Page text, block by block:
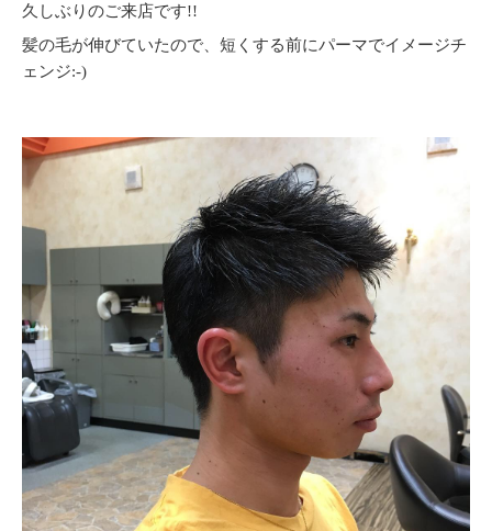
久しぶりのご来店です!!
髪の毛が伸びていたので、短くする前にパーマでイメージチ
ェンジ:-)